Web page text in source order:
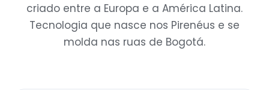
criado entre a Europa e a América Latina.
Tecnologia que nasce nos Pirenéus e se
molda nas ruas de Bogotá.